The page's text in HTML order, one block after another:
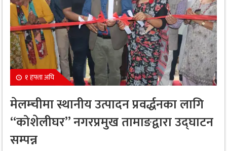
१ हफ्ता अघि
मेलम्चीमा स्थानीय उत्पादन प्रवर्द्धनका लागि
“कोशेलीघर” नगरप्रमुख तामाङद्वारा उद्घाटन
सम्पन्न